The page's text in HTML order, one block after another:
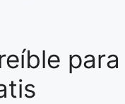
para